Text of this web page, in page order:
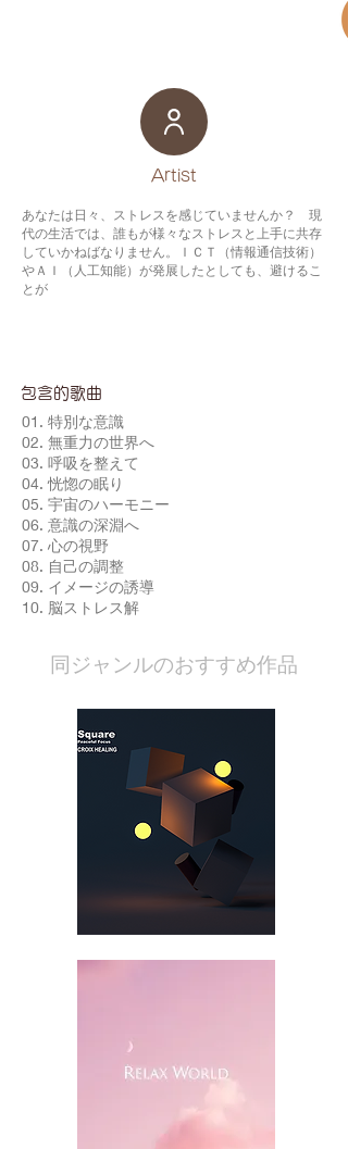
​Artist
あなたは日々、ストレスを感じていませんか？ 現
代の生活では、誰もが様々なストレスと上手に共存
していかねばなりません。ＩＣＴ（情報通信技術）
やＡＩ（人工知能）が発展したとしても、避けるこ
とが
包含的歌曲
01. 特別な意識
02. 無重力の世界へ
03. 呼吸を整えて
04. 恍惚の眠り
05. 宇宙のハーモニー
06. 意識の深淵へ
07. 心の視野
08. 自己の調整
09. イメージの誘導
10. 脳ストレス解
​同ジャンルのおすすめ作品